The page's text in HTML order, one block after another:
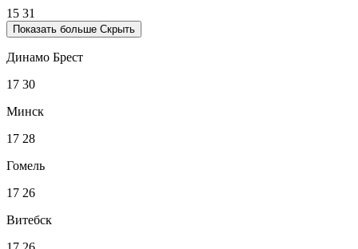
15 31
Показать больше Скрыть
Динамо Брест
17 30
Минск
17 28
Гомель
17 26
Витебск